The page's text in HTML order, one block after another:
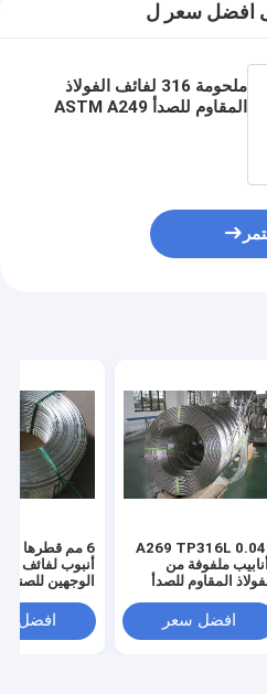
افضل سعر ل
ملحومة 316 لفائف الفولاذ
المقاوم للصدأ ASTM A249
A269 TP316L
ملفوفة من
المقاوم للصدأ
افضل سعر
أنبوب لفائف
الوجهين
افضل